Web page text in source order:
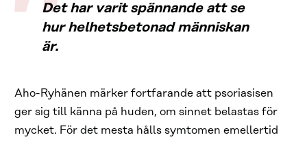
Det har varit spännande att se
hur helhetsbetonad människan
är.
Aho-Ryhänen märker fortfarande att psoriasisen
ger sig till känna på huden, om sinnet belastas för
mycket. För det mesta hålls symtomen emellertid